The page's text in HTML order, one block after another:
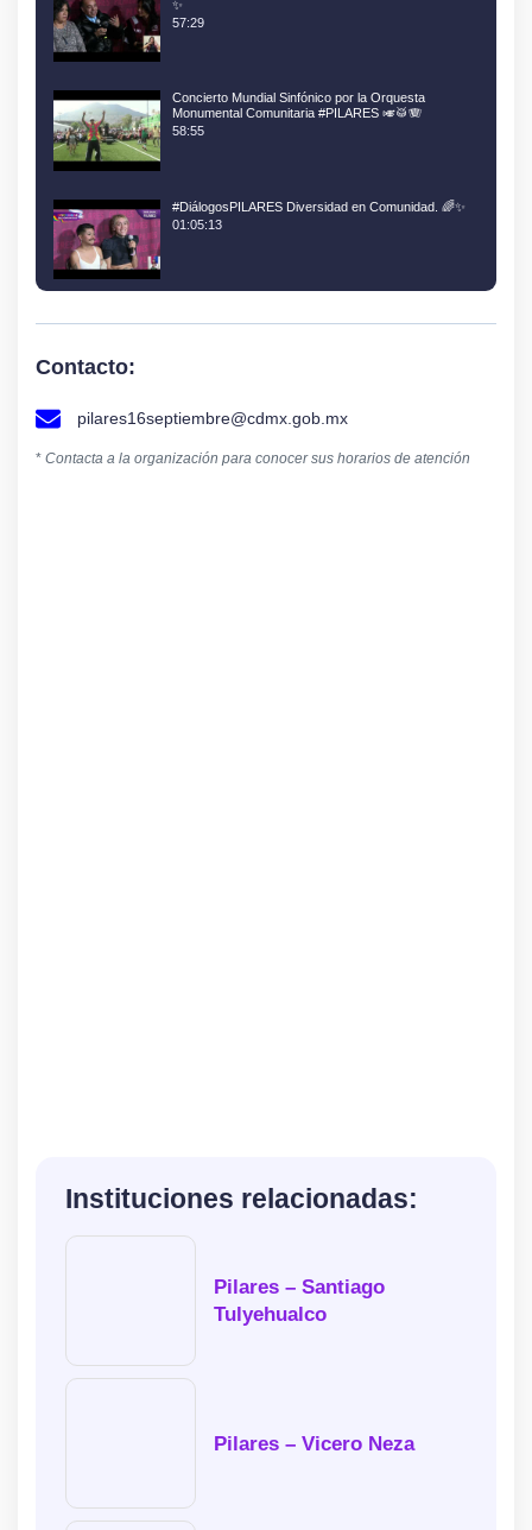
✨
57:29
Concierto Mundial Sinfónico por la Orquesta
Monumental Comunitaria #PILARES 🎺🥁🪗
58:55
#DiálogosPILARES Diversidad en Comunidad. 🌈✨
01:05:13
Contacto:
pilares16septiembre@cdmx.gob.mx
* Contacta a la organización para conocer sus horarios de atención
Instituciones relacionadas:
Pilares – Santiago
Tulyehualco
Pilares – Vicero Neza